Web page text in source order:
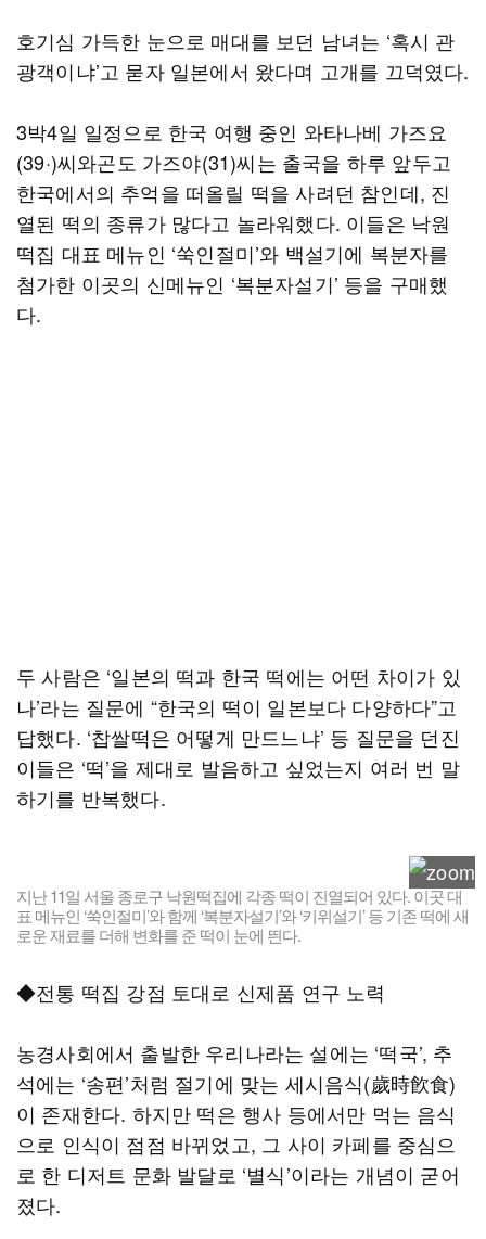
호기심 가득한 눈으로 매대를 보던 남녀는 ‘혹시 관
광객이냐’고 묻자 일본에서 왔다며 고개를 끄덕였다.
3박4일 일정으로 한국 여행 중인 와타나베 가즈요
(39·)씨와곤도 가즈야(31)씨는 출국을 하루 앞두고
한국에서의 추억을 떠올릴 떡을 사려던 참인데, 진
열된 떡의 종류가 많다고 놀라워했다. 이들은 낙원
떡집 대표 메뉴인 ‘쑥인절미’와 백설기에 복분자를
첨가한 이곳의 신메뉴인 ‘복분자설기’ 등을 구매했
다.
두 사람은 ‘일본의 떡과 한국 떡에는 어떤 차이가 있
나’라는 질문에 “한국의 떡이 일본보다 다양하다”고
답했다. ‘찹쌀떡은 어떻게 만드느냐’ 등 질문을 던진
이들은 ‘떡’을 제대로 발음하고 싶었는지 여러 번 말
하기를 반복했다.
지난 11일 서울 종로구 낙원떡집에 각종 떡이 진열되어 있다. 이곳 대
표 메뉴인 ‘쑥인절미’와 함께 ‘복분자설기’와 ‘키위설기’ 등 기존 떡에 새
로운 재료를 더해 변화를 준 떡이 눈에 띈다.
◆전통 떡집 강점 토대로 신제품 연구 노력
농경사회에서 출발한 우리나라는 설에는 ‘떡국’, 추
석에는 ‘송편’처럼 절기에 맞는 세시음식(歲時飮食)
이 존재한다. 하지만 떡은 행사 등에서만 먹는 음식
으로 인식이 점점 바뀌었고, 그 사이 카페를 중심으
로 한 디저트 문화 발달로 ‘별식’이라는 개념이 굳어
졌다.